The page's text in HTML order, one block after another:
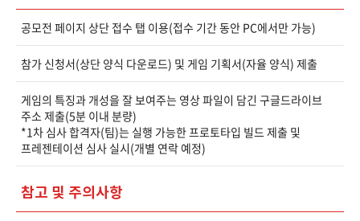
공모전 페이지 상단 접수 탭 이용(접수 기간 동안 PC에서만 가능)
참가 신청서(상단 양식 다운로드) 및 게임 기획서(자율 양식) 제출
게임의 특징과 개성을 잘 보여주는 영상 파일이 담긴 구글드라이브
주소 제출(5분 이내 분량)
*1차 심사 합격자(팀)는 실행 가능한 프로토타입 빌드 제출 및
프레젠테이션 심사 실시(개별 연락 예정)
참고 및 주의사항